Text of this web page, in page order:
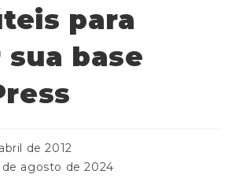
para
base
de 2012
de agosto de 2024